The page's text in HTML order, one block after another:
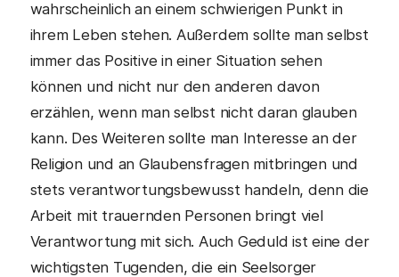
wahrscheinlich an einem schwierigen Punkt in
ihrem Leben stehen. Außerdem sollte man selbst
immer das Positive in einer Situation sehen
können und nicht nur den anderen davon
erzählen, wenn man selbst nicht daran glauben
kann. Des Weiteren sollte man Interesse an der
Religion und an Glaubensfragen mitbringen und
stets verantwortungsbewusst handeln, denn die
Arbeit mit trauernden Personen bringt viel
Verantwortung mit sich. Auch Geduld ist eine der
wichtigsten Tugenden, die ein Seelsorger